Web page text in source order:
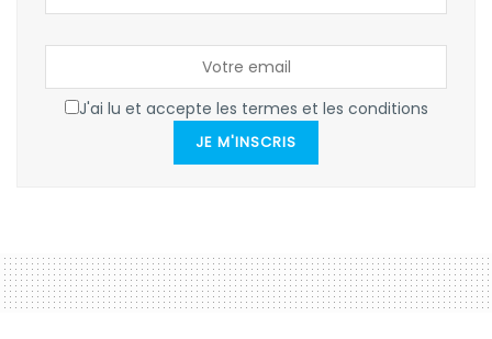
J'ai lu et accepte les termes et les conditions
JE M'INSCRIS